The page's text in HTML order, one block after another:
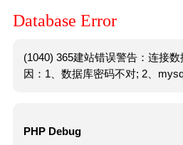
Database Error
(1040) 365建站错误警告：连接
因：1、数据库密码不对; 2、
PHP Debug